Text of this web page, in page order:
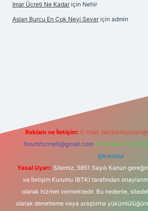
Imar Ücreti Ne Kadar için Nehir
Aslan Burcu En Çok Neyi Sever için admin
Reklam ve İletişim: E-mail:
forumhizmeti@gmail.com Whatsapp: 0262
@karabul
Yasal Uyarı: Sitemiz, 5651 Sayılı Kanun
ve İletişim Kurumu (BTK) tarafından
olarak hizmet vermektedir. Bu nedenle,
olarak denetleme veya araştırma